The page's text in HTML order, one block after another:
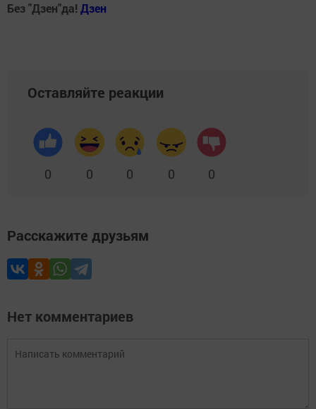
Без "Дзен"да! Дзен
Оставляйте реакции
0 0 0 0 0
Расскажите друзьям
Нет комментариев